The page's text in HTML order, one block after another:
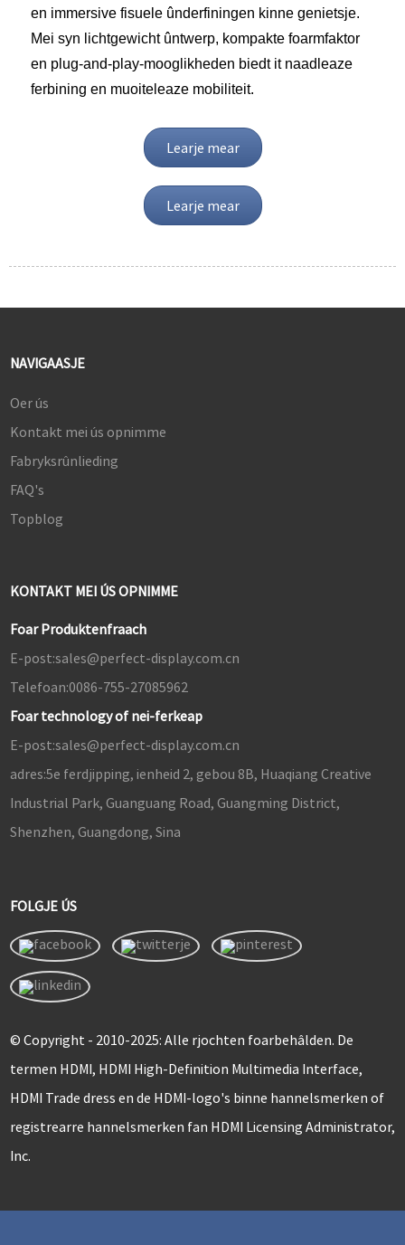
en immersive fisuele ûnderfiningen kinne genietsje.
Mei syn lichtgewicht ûntwerp, kompakte foarmfaktor
en plug-and-play-mooglikheden biedt it naadleaze
ferbining en muoiteleaze mobiliteit.
Learje mear
Learje mear
NAVIGAASJE
Oer ús
Kontakt mei ús opnimme
Fabryksrûnlieding
FAQ's
Topblog
KONTAKT MEI ÚS OPNIMME
Foar Produktenfraach
E-post:sales@perfect-display.com.cn
Telefoan:0086-755-27085962
Foar technology of nei-ferkeap
E-post:sales@perfect-display.com.cn
adres:5e ferdjipping, ienheid 2, gebou 8B, Huaqiang Creative
Industrial Park, Guanguang Road, Guangming District,
Shenzhen, Guangdong, Sina
FOLGJE ÚS
© Copyright - 2010-2025: Alle rjochten foarbehâlden. De
termen HDMI, HDMI High-Definition Multimedia Interface,
HDMI Trade dress en de HDMI-logo's binne hannelsmerken of
registrearre hannelsmerken fan HDMI Licensing Administrator,
Inc.